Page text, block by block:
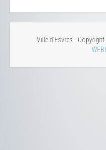
Ville d'Esvres -